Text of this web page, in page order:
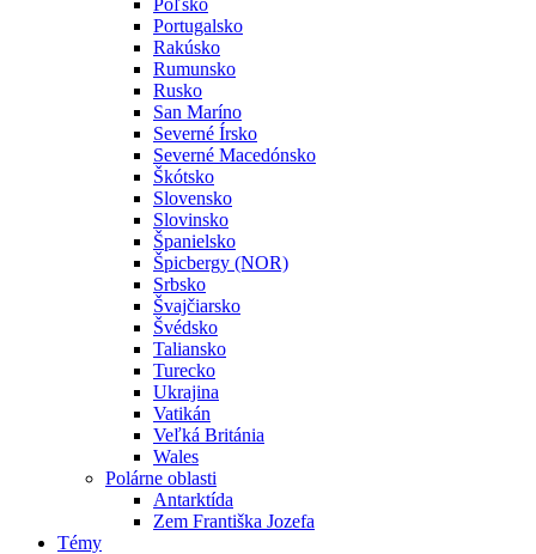
Poľsko
Portugalsko
Rakúsko
Rumunsko
Rusko
San Maríno
Severné Írsko
Severné Macedónsko
Škótsko
Slovensko
Slovinsko
Španielsko
Špicbergy (NOR)
Srbsko
Švajčiarsko
Švédsko
Taliansko
Turecko
Ukrajina
Vatikán
Veľká Británia
Wales
Polárne oblasti
Antarktída
Zem Františka Jozefa
Témy